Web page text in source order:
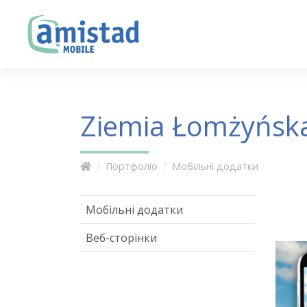
Ziemia
Портфоліо Мобільні додатки
Мобільні додатки
Веб-сторінки